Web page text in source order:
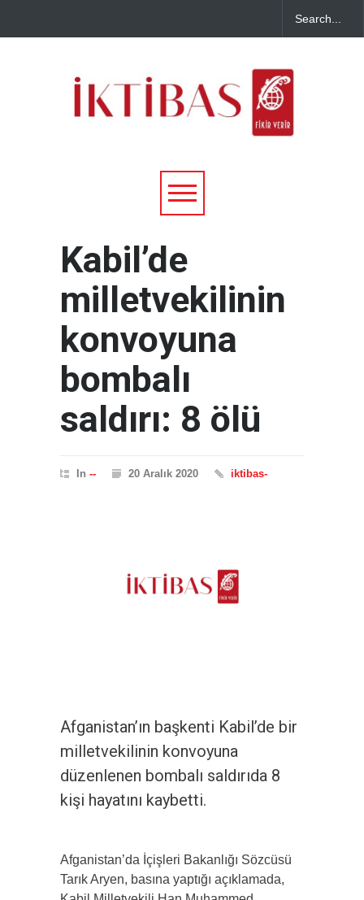
Kabil’de
milletvekilinin
konvoyuna
bombalı
saldırı: 8 ölü
In -- 20 Aralık 2020 iktibas-
Afganistan’ın başkenti Kabil’de bir
milletvekilinin konvoyuna
düzenlenen bombalı saldırıda 8
kişi hayatını kaybetti.
Afganistan’da İçişleri Bakanlığı Sözcüsü
Tarık Aryen, basına yaptığı açıklamada,